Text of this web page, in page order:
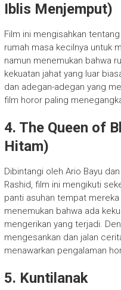
Iblis Menjemput)
Film ini mengisahkan
rumah masa kecilnya untuk
namun menemukan bahwa
kekuatan jahat yang luar
dan adegan-adegan yang
film horor paling
4. The Queen of
Hitam)
Dibintangi oleh Ario Bayu
Rashid, film ini mengikuti
panti asuhan tempat
menemukan bahwa ada
mengerikan yang terjadi.
mengesankan dan jalan
menawarkan pengalaman
5. Kuntilanak